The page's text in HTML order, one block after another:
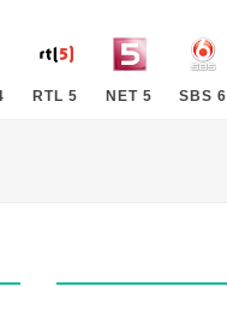
RTL 5 NET 5 SBS 6